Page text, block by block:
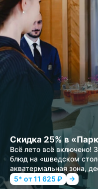
Скидка 25% в
Всё лето всё включено!
блюд на «шведском
акватермальная зона,
5* от 11 625 ₽